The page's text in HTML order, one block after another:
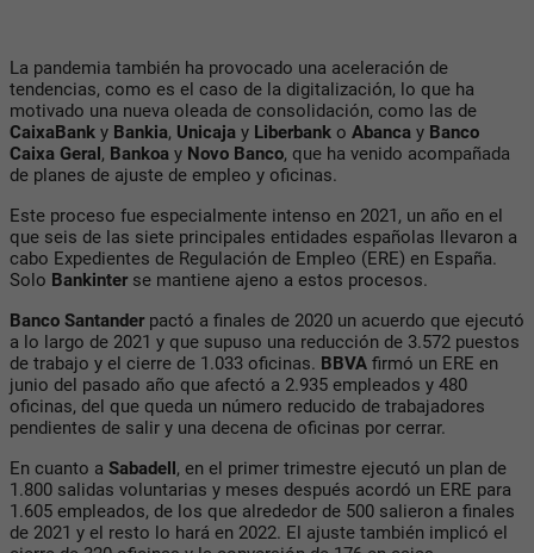
La pandemia también ha provocado una aceleración de
tendencias, como es el caso de la digitalización, lo que ha
motivado una nueva oleada de consolidación, como las de
CaixaBank y Bankia, Unicaja y Liberbank o Abanca y Banco
Caixa Geral, Bankoa y Novo Banco, que ha venido acompañada
de planes de ajuste de empleo y oficinas.
Este proceso fue especialmente intenso en 2021, un año en el
que seis de las siete principales entidades españolas llevaron a
cabo Expedientes de Regulación de Empleo (ERE) en España.
Solo Bankinterse mantiene ajeno a estos procesos.
Banco Santander pactó a finales de 2020 un acuerdo que ejecutó
a lo largo de 2021 y que supuso una reducción de 3.572 puestos
de trabajo y el cierre de 1.033 oficinas. BBVA firmó un ERE en
junio del pasado año que afectó a 2.935 empleados y 480
oficinas, del que queda un número reducido de trabajadores
pendientes de salir y una decena de oficinas por cerrar.
En cuanto a Sabadell, en el primer trimestre ejecutó un plan de
1.800 salidas voluntarias y meses después acordó un ERE para
1.605 empleados, de los que alrededor de 500 salieron a finales
de 2021 y el resto lo hará en 2022. El ajuste también implicó el